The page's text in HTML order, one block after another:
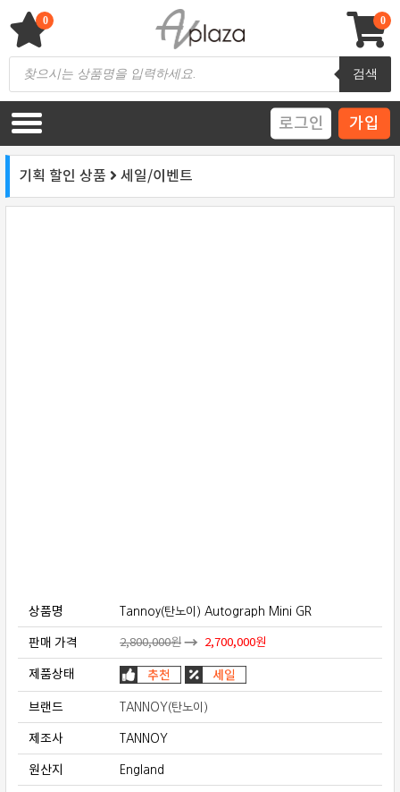
content
AV 플라자
하이파이 / 홈씨어터 전문 쇼핑몰
Products
search
검색
0
0
로그인 가입
기획 할인 상품 세일/이벤트
상품명 Tannoy(탄노이) Autograph Mini GR
판매 가격 2,800,000원 2,700,000원
제품상태
브랜드 TANNOY(탄노이)
제조사 TANNOY
원산지 England